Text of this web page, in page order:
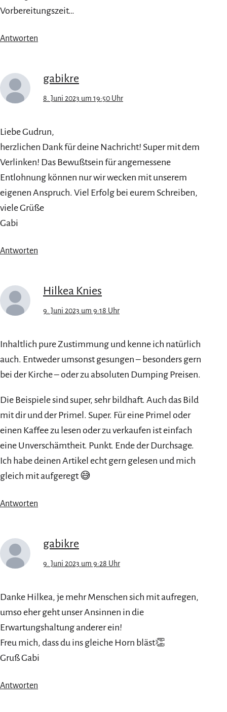
Vorbereitungszeit…
Antworten
gabikre
8. Juni 2023 um 19:50 Uhr
Liebe Gudrun,
herzlichen Dank für deine Nachricht! Super mit dem
Verlinken! Das Bewußtsein für angemessene
Entlohnung können nur wir wecken mit unserem
eigenen Anspruch. Viel Erfolg bei eurem Schreiben,
viele Grüße
Gabi
Antworten
Hilkea Knies
9. Juni 2023 um 9:18 Uhr
Inhaltlich pure Zustimmung und kenne ich natürlich
auch. Entweder umsonst gesungen – besonders gern
bei der Kirche – oder zu absoluten Dumping Preisen.
Die Beispiele sind super, sehr bildhaft. Auch das Bild
mit dir und der Primel. Super. Für eine Primel oder
einen Kaffee zu lesen oder zu verkaufen ist einfach
eine Unverschämtheit. Punkt. Ende der Durchsage.
Ich habe deinen Artikel echt gern gelesen und mich
gleich mit aufgeregt 😅
Antworten
gabikre
9. Juni 2023 um 9:28 Uhr
Danke Hilkea, je mehr Menschen sich mit aufregen,
umso eher geht unser Ansinnen in die
Erwartungshaltung anderer ein!
Freu mich, dass du ins gleiche Horn bläst👏
Gruß Gabi
Antworten